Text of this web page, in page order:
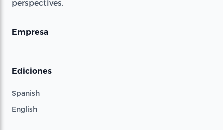
perspectives.
Empresa
Ediciones
Spanish
English